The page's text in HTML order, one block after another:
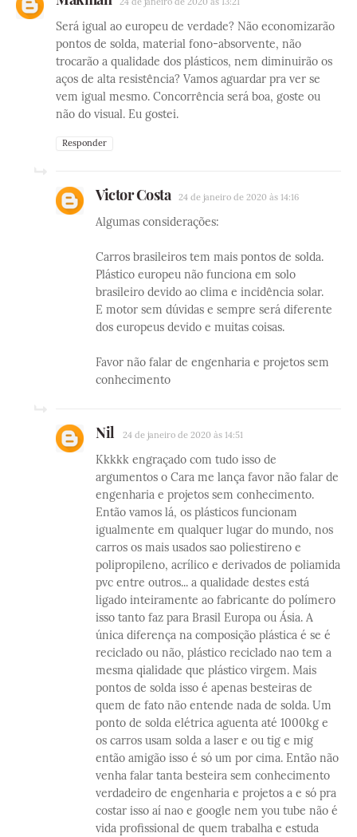
Será igual ao europeu de verdade? Não economizarão
pontos de solda, material fono-absorvente, não
trocarão a qualidade dos plásticos, nem diminuirão os
aços de alta resistência? Vamos aguardar pra ver se
vem igual mesmo. Concorrência será boa, goste ou
não do visual. Eu gostei.
Responder
Victor Costa 24 de janeiro de 2020 às 14:16
Algumas considerações:
Carros brasileiros tem mais pontos de solda.
Plástico europeu não funciona em solo
brasileiro devido ao clima e incidência solar.
E motor sem dúvidas e sempre será diferente
dos europeus devido e muitas coisas.
Favor não falar de engenharia e projetos sem
conhecimento
Nil 24 de janeiro de 2020 às 14:51
Kkkkk engraçado com tudo isso de
argumentos o Cara me lança favor não falar de
engenharia e projetos sem conhecimento.
Então vamos lá, os plásticos funcionam
igualmente em qualquer lugar do mundo, nos
carros os mais usados sao poliestireno e
polipropileno, acrílico e derivados de poliamida
pvc entre outros... a qualidade destes está
ligado inteiramente ao fabricante do polímero
isso tanto faz para Brasil Europa ou Ásia. A
única diferença na composição plástica é se é
reciclado ou não, plástico reciclado nao tem a
mesma qialidade que plástico virgem. Mais
pontos de solda isso é apenas besteiras de
quem de fato não entende nada de solda. Um
ponto de solda elétrica aguenta até 1000kg e
os carros usam solda a laser e ou tig e mig
então amigão isso é só um por cima. Então não
venha falar tanta besteira sem conhecimento
verdadeiro de engenharia e projetos a e só pra
costar isso aí nao e google nem you tube não é
vida profissional de quem trabalha e estuda